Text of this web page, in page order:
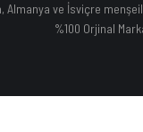
Almanya ve İsviçre
%100 Orjinal